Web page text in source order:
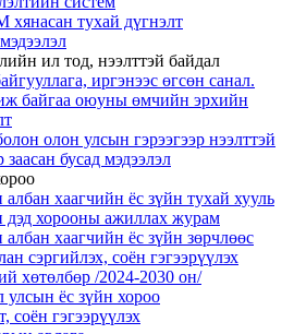
тухай дүгнэлт
ил тод, нээлттэй байдал
иргэнээс өгсөн санал.
байгаа оюуны өмчийн эрхийн
олон улсын гэрээгээр нээлттэй
заасан бусад мэдээлэл
хаагчийн ёс зүйн тухай хууль
дэд хорооны ажиллах журам
хаагчийн ёс зүйн зөрчлөөс
сэргийлэх, соён гэгээрүүлэх
хөтөлбөр /2024-2030 он/
ёс зүйн хороо
cоён гэгээрүүлэх